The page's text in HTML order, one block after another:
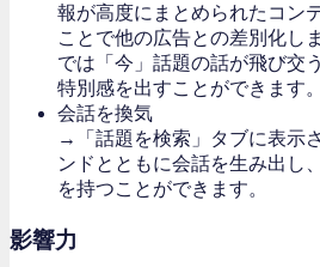
報が高度にまとめられたコン
ことで他の広告との差別化し
では「今」話題の話が飛び交
特別感を出すことができます。
会話を換気
→「話題を検索」タブに表示
ンドとともに会話を生み出し
を持つことができます。
影響力